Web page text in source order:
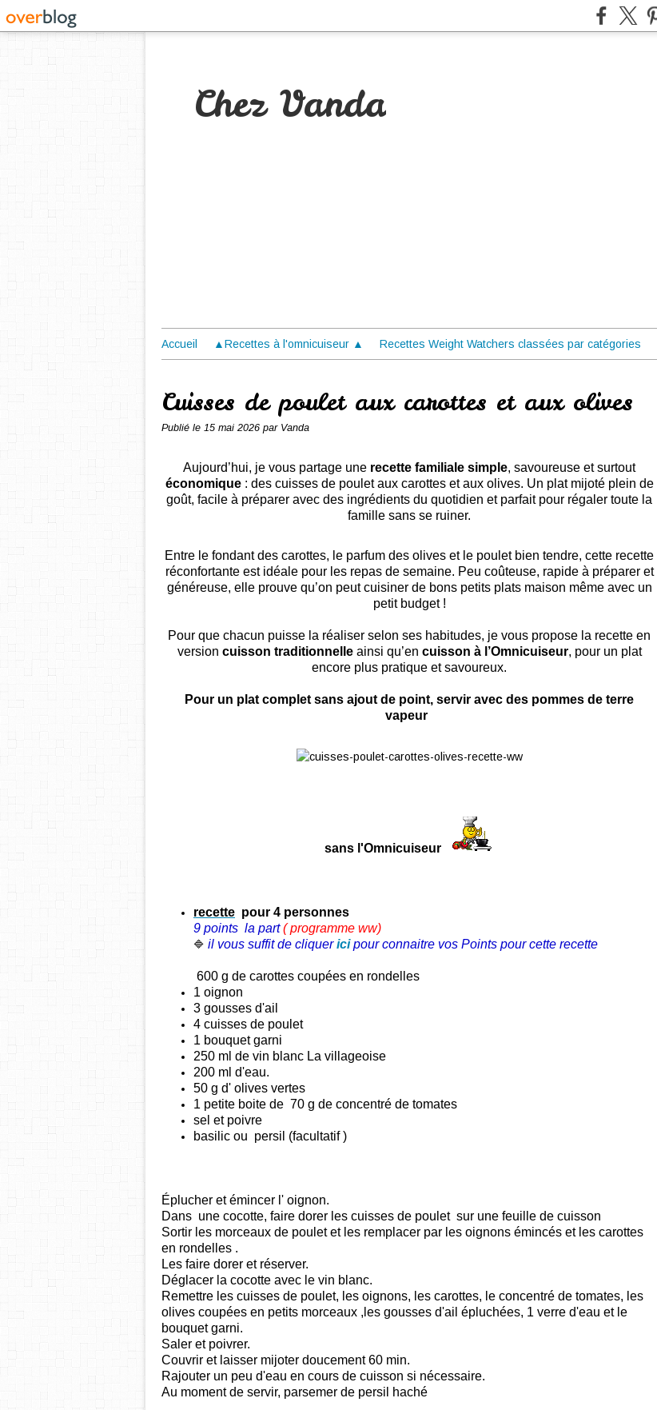
Chez Vanda
Accueil ▲Recettes à l'omnicuiseur ▲ Recettes Weight Watchers classées par catégories
Cuisses de poulet aux carottes et aux olives
Publié le 15 mai 2026 par Vanda
Aujourd’hui, je vous partage une recette familiale simple, savoureuse et surtout
économique: des cuisses de poulet aux carottes et aux olives. Un plat mijoté plein de
goût, facile à préparer avec des ingrédients du quotidien et parfait pour régaler toute la
famille sans se ruiner.
Entre le fondant des carottes, le parfum des olives et le poulet bien tendre, cette recette
réconfortante est idéale pour les repas de semaine. Peu coûteuse, rapide à préparer et
généreuse, elle prouve qu’on peut cuisiner de bons petits plats maison même avec un
petit budget !
Pour que chacun puisse la réaliser selon ses habitudes, je vous propose la recette en
version cuisson traditionnelleainsi qu’en cuisson à l’Omnicuiseur, pour un plat
encore plus pratique et savoureux.
Pour un plat complet sans ajout de point, servir avec des pommes de terre
vapeur
sans l'Omnicuiseur
recette pour 4 personnes
9 points la part( programme ww)
🔷 il vous suffit de cliquer icipour connaitre vos Points pour cette recette
600 g de carottes coupées en rondelles
1 oignon
3 gousses d'ail
4 cuisses de poulet
1 bouquet garni
250 ml de vin blanc La villageoise
200 ml d'eau.
50 g d' olives vertes
1 petite boite de 70 g de concentré de tomates
sel et poivre
basilic ou persil (facultatif )
Éplucher et émincer l' oignon.
Dans une cocotte, faire dorer les cuisses de poulet sur une feuille de cuisson
Sortir les morceaux de poulet et les remplacer par les oignons émincés et les carottes
en rondelles .
Les faire dorer et réserver.
Déglacer la cocotte avec le vin blanc.
Remettre les cuisses de poulet, les oignons, les carottes, le concentré de tomates, les
olives coupées en petits morceaux ,les gousses d'ail épluchées, 1 verre d'eau et le
bouquet garni.
Saler et poivrer.
Couvrir et laisser mijoter doucement 60 min.
Rajouter un peu d'eau en cours de cuisson si nécessaire.
Au moment de servir, parsemer de persil haché